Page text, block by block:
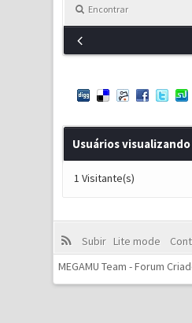
Encontrar
Usuários
1 Visitante(s)
Subir Lite mode
MEGAMU Team - Forum